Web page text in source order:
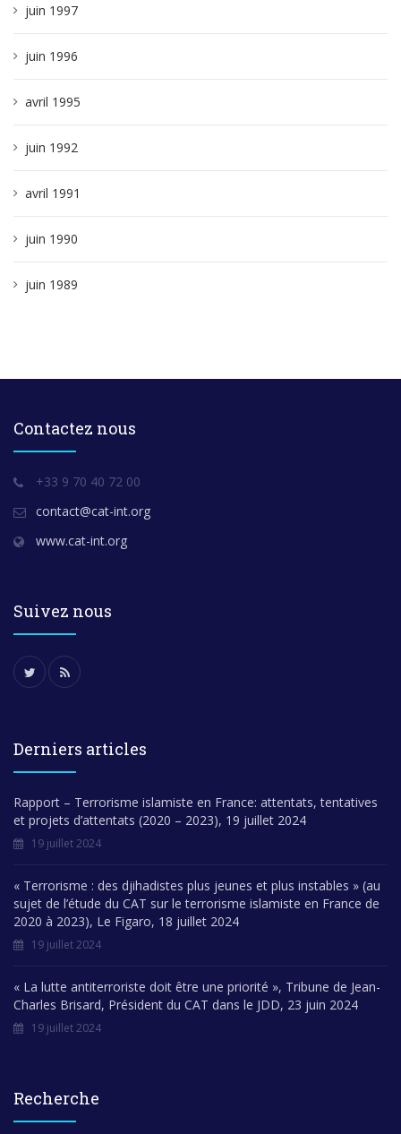
juin 1997
juin 1996
avril 1995
juin 1992
avril 1991
juin 1990
juin 1989
Contactez nous
+33 9 70 40 72 00
contact@cat-int.org
www.cat-int.org
Suivez nous
Derniers articles
Rapport – Terrorisme islamiste en France: attentats, tentatives
et projets d’attentats (2020 – 2023), 19 juillet 2024
19 juillet 2024
« Terrorisme : des djihadistes plus jeunes et plus instables » (au
sujet de l’étude du CAT sur le terrorisme islamiste en France de
2020 à 2023), Le Figaro, 18 juillet 2024
19 juillet 2024
« La lutte antiterroriste doit être une priorité », Tribune de Jean-
Charles Brisard, Président du CAT dans le JDD, 23 juin 2024
19 juillet 2024
Recherche